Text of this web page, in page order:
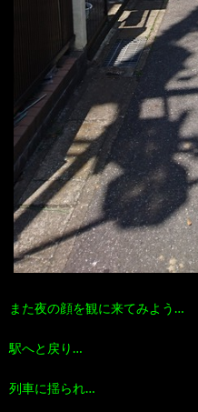
また夜の顔を観に来てみよう…
駅へと戻り…
列車に揺られ…